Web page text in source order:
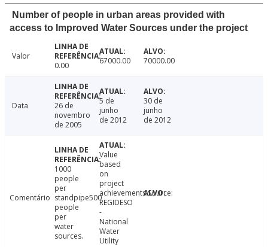
Number of people in urban areas provided with
access to Improved Water Sources under the project
Valor
0.00
67000.00 70000.00
Data
26 de
novembro
de 2005
5 de
junho
de 2012
30 de
junho
de 2012
Comentário
1000
people
per
standpipe500
people
per
water
sources.
Value
based
on
project
achievements.Source:
REGIDESO
-
National
Water
Utility